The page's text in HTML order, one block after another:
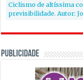
Ciclismo de altíssima
previsibilidade. Autor:
PUBLICIDADE